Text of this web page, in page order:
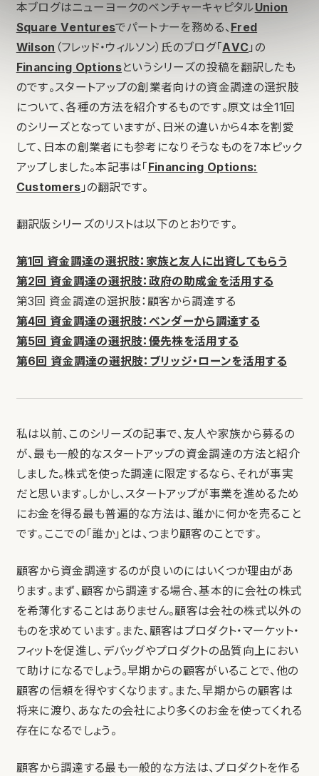
本ブログはニューヨークのベンチャーキャピタルUnion
Square Venturesでパートナーを務める、 Fred
Wilson （フレッド・ウィルソン）氏のブログ「AVC 」の
Financing Optionsというシリーズの投稿を翻訳したも
のです。スタートアップの創業者向けの資金調達の選択肢
について、各種の方法を紹介するものです。原文は全11回
のシリーズとなっていますが、日米の違いから4本を割愛
して、日本の創業者にも参考になりそうなものを7本ピック
アップしました。本記事は「 Financing Options:
Customers 」の翻訳です。
翻訳版シリーズのリストは以下のとおりです。
第1回 資金調達の選択肢：家族と友人に出資してもらう
第2回 資金調達の選択肢：政府の助成金を活用する
第3回 資金調達の選択肢：顧客から調達する
第4回 資金調達の選択肢：ベンダーから調達する
第5回 資金調達の選択肢：優先株を活用する
第6回 資金調達の選択肢：ブリッジ・ローンを活用する
私は以前、このシリーズの記事で、友人や家族から募るの
が、最も一般的なスタートアップの資金調達の方法と紹介
しました。株式を使った調達に限定するなら、それが事実
だと思います。しかし、スタートアップが事業を進めるため
にお金を得る最も普遍的な方法は、誰かに何かを売ること
です。ここでの「誰か」とは、つまり顧客のことです。
顧客から資金調達するのが良いのにはいくつか理由があ
ります。まず、顧客から調達する場合、基本的に会社の株式
を希薄化することはありません。顧客は会社の株式以外の
ものを求めています。また、顧客はプロダクト・マーケット・
フィットを促進し、デバッグやプロダクトの品質向上におい
て助けになるでしょう。早期からの顧客がいることで、他の
顧客の信頼を得やすくなります。また、早期からの顧客は
将来に渡り、あなたの会社により多くのお金を使ってくれる
存在になるでしょう。
顧客から調達する最も一般的な方法は、プロダクトを作る